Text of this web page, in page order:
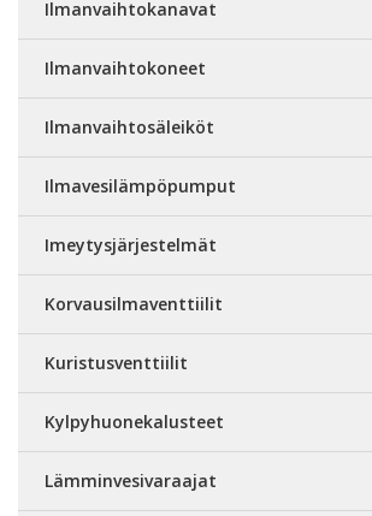
Ilmanvaihtokanavat
Ilmanvaihtokoneet
Ilmanvaihtosäleiköt
Ilmavesilämpöpumput
Imeytysjärjestelmät
Korvausilmaventtiilit
Kuristusventtiilit
Kylpyhuonekalusteet
Lämminvesivaraajat